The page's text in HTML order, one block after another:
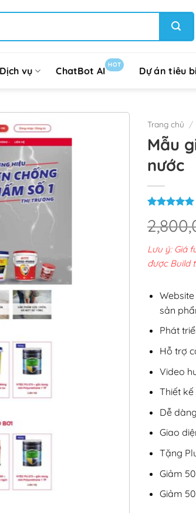
Dịch vụ ChatBot AI
HOT
Dự án tiêu
Trang chủ /
Mẫu
nước
Lưu ý: Giá
được Build
sản
Phát
Hỗ trợ
Video
Thiết kế
Dễ
Giao
Tặng
Giảm
Giảm